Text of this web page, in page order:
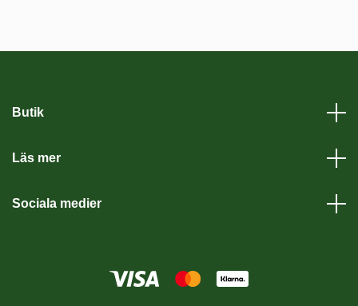
Butik
Läs mer
Sociala medier